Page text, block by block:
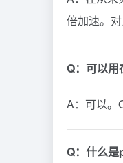
倍加速。
Q：可以用
A：可以。
Q：什么